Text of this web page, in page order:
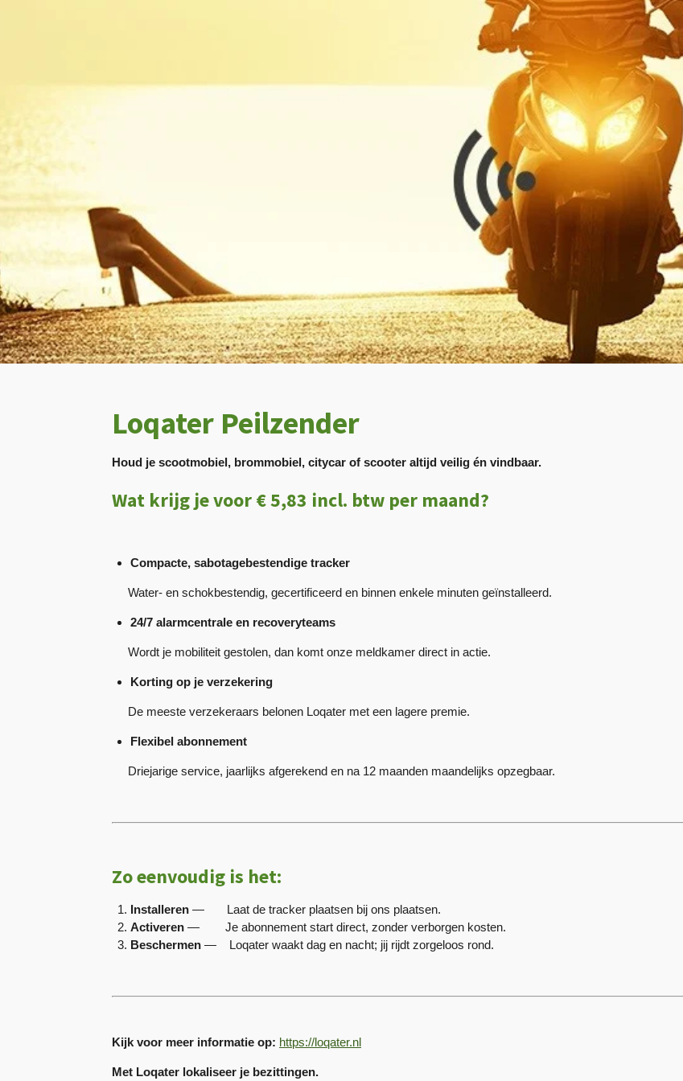
Loqater Peilzender
Houd je scootmobiel, brommobiel, citycar of scooter altijd veilig én vindbaar.
Wat krijg je voor € 5,83 incl. btw per maand?
Compacte, sabotagebestendige tracker
Water- en schokbestendig, gecertificeerd en binnen enkele minuten geïnstalleerd.
24/7 alarmcentrale en recoveryteams
Wordt je mobiliteit gestolen, dan komt onze meldkamer direct in actie.
Korting op je verzekering
De meeste verzekeraars belonen Loqater met een lagere premie.
Flexibel abonnement
Driejarige service, jaarlijks afgerekend en na 12 maanden maandelijks opzegbaar.
Zo eenvoudig is het:
Installeren — Laat de tracker plaatsen bij ons plaatsen.
Activeren — Je abonnement start direct, zonder verborgen kosten.
Beschermen — Loqater waakt dag en nacht; jij rijdt zorgeloos rond.
Kijk voor meer informatie op: https://loqater.nl
Met Loqater lokaliseer je bezittingen.